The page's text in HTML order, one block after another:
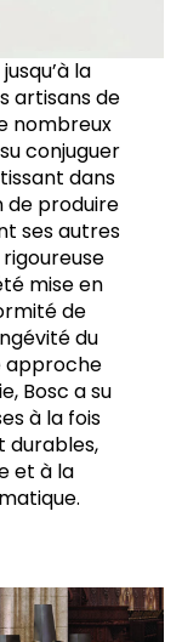
la
artisans de
nombreux
conjuguer
dans
de produire
ses autres
mise en
de
du
approche
Bosc a su
à la fois
durables,
et à la